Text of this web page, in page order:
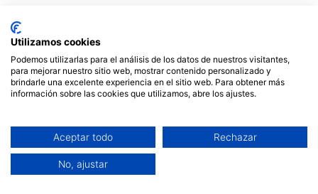
Conector hembra M12 código
B-Profibus 5 PIN IP67. Mod.
SM12PVPA5W1D9
10,16€
AÑADIR AL CARRITO
Utilizamos cookies
Podemos utilizarlas para el análisis de los datos de nuestros visitantes,
para mejorar nuestro sitio web, mostrar contenido personalizado y
brindarle una excelente experiencia en el sitio web. Para obtener más
información sobre las cookies que utilizamos, abre los ajustes.
Aceptar todo Rechazar
No, ajustar